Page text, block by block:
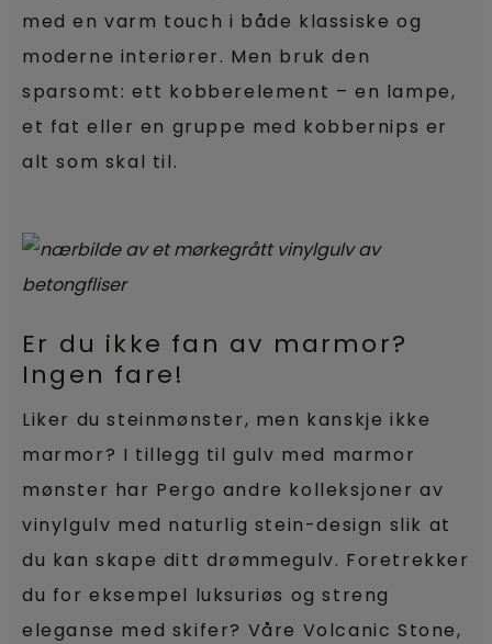
med en varm touch i både klassiske og
moderne interiører. Men bruk den
sparsomt: ett kobberelement – en lampe,
et fat eller en gruppe med kobbernips er
alt som skal til.
Er du ikke fan av marmor?
Ingen fare!
Liker du steinmønster, men kanskje ikke
marmor? I tillegg til gulv med marmor
mønster har Pergo andre kolleksjoner av
vinylgulv med naturlig stein-design slik at
du kan skape ditt drømmegulv. Foretrekker
du for eksempel luksuriøs og streng
eleganse med skifer? Våre Volcanic Stone,